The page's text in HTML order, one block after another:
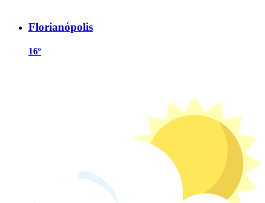
Florianópolis
16º